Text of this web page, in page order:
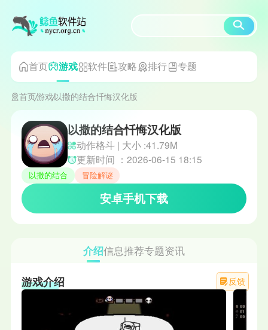
首页 游戏 软件 攻略 排行 专题
首页游戏以撒的结合忏悔汉化版
以撒的结合忏悔汉化版
动作格斗 | 大小 :41.79M
更新时间 ：2026-06-15 18:15
以撒的结合 冒险解谜
安卓手机下载
介绍信息推荐专题资讯
反馈
游戏介绍